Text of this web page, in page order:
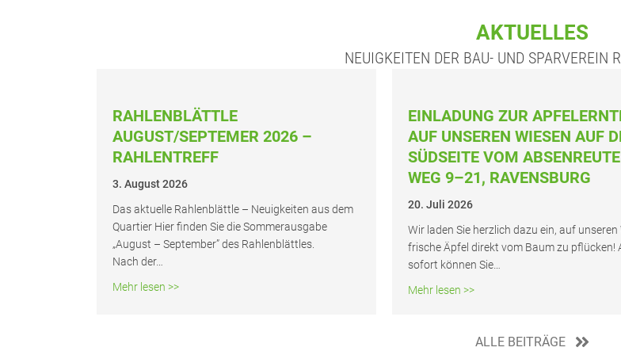
AKTUELLES
NEUIGKEITEN DER BAU- UND SPARVEREIN
RAH­LEN­BLÄTT­LE
AUGUST/SEPTEMER 2026 –
RAHLENTREFF
3. August 2026
Das aktu­el­le Rah­len­blätt­le – Neu­ig­kei­ten aus dem
Quar­tier Hier fin­den Sie die Som­mer­aus­ga­be
„August – Sep­tem­ber” des Rah­len­blätt­les.
Nach der…
Mehr lesen >>about Rah­len­blätt­le August/Septemer 2026 – Rahlentreff
EIN­LA­DUNG ZUR
AUF UNSE­REN WIE­SEN AUF
SÜD­SEI­TE VOM
WEG 9–21, RAVENSBURG
20. Juli 2026
Wir laden Sie herz­lich dazu ein, auf unse­ren
fri­sche Äpfel direkt vom Baum zu pflü­cken!
sofort kön­nen Sie…
Mehr lesen >>about Ein­la­dung zur
ALLE BEITRÄGE